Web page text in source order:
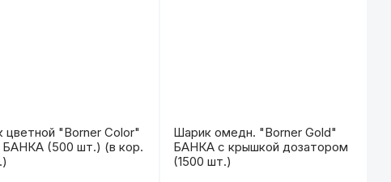
(500 шт.) (в кор. 70 шт.)
цветной "Borner Color" Green БАНКА (500 шт.) (в кор.
цветной "Borner Color"
БАНКА (500 шт.) (в кор.
Шарик омедн. "Borner Gold"
Шарик омедн. "Borner Gold"
БАНКА с крышкой дозатором
(1500 шт.)